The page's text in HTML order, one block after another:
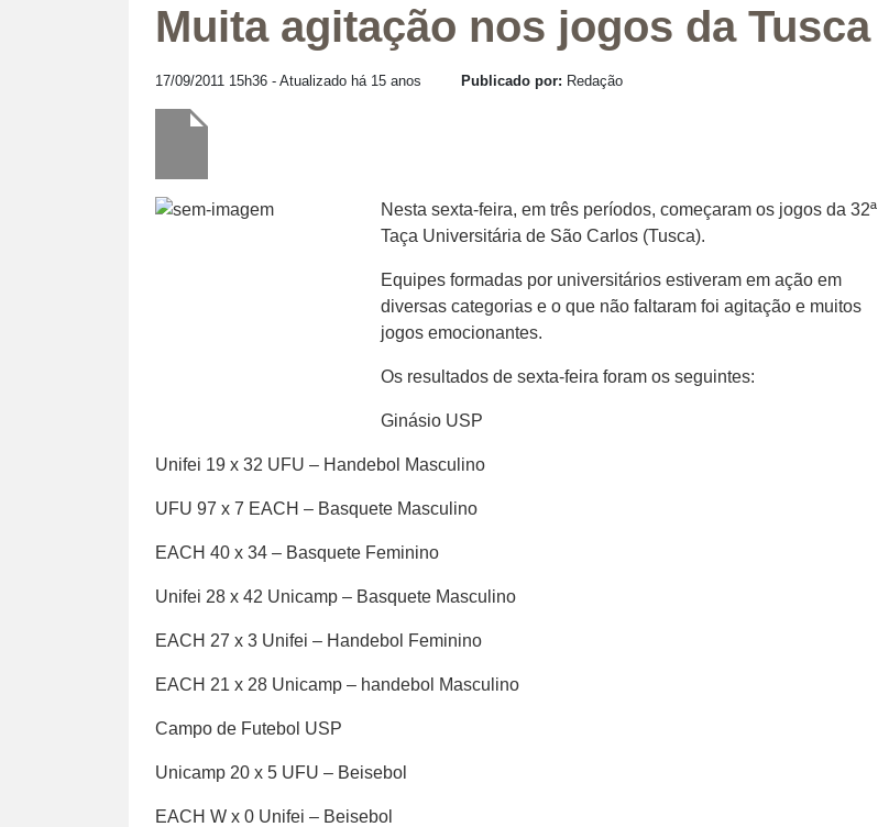
Muita agitação nos jogos da Tusca
17/09/2011 15h36 - Atualizado há 15 anos Publicado por: Redação
Nesta sexta-feira, em três períodos, começaram os jogos da 32ª
Taça Universitária de São Carlos (Tusca).
Equipes formadas por universitários estiveram em ação em
diversas categorias e o que não faltaram foi agitação e muitos
jogos emocionantes.
Os resultados de sexta-feira foram os seguintes:
Ginásio USP
Unifei 19 x 32 UFU – Handebol Masculino
UFU 97 x 7 EACH – Basquete Masculino
EACH 40 x 34 – Basquete Feminino
Unifei 28 x 42 Unicamp – Basquete Masculino
EACH 27 x 3 Unifei – Handebol Feminino
EACH 21 x 28 Unicamp – handebol Masculino
Campo de Futebol USP
Unicamp 20 x 5 UFU – Beisebol
EACH W x 0 Unifei – Beisebol